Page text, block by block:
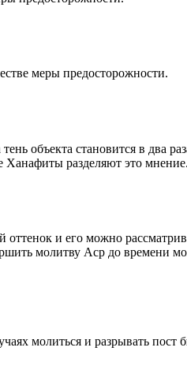
меры предосторожности.
объекта становится в два
разделяют это
и его можно
молитву Аср до времени
молиться и разрывать